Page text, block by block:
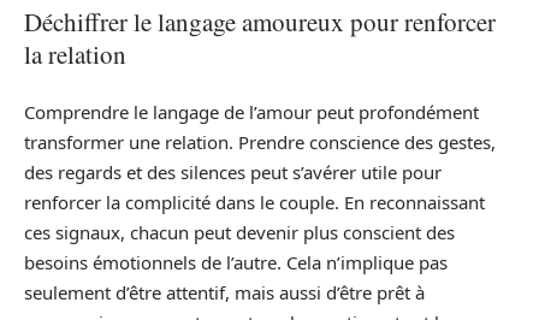
Déchiffrer le langage amoureux pour renforcer
la relation
Comprendre le langage de l’amour peut profondément
transformer une relation. Prendre conscience des gestes,
des regards et des silences peut s’avérer utile pour
renforcer la complicité dans le couple. En reconnaissant
ces signaux, chacun peut devenir plus conscient des
besoins émotionnels de l’autre. Cela n’implique pas
seulement d’être attentif, mais aussi d’être prêt à